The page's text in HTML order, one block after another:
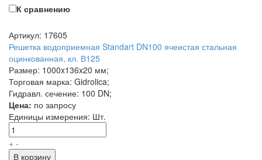
К сравнению
Артикул: 17605
Решетка водоприемная Standart DN100 ячеистая стальная
оцинкованная, кл. В125
Размер: 1000x136x20 мм;
Торговая марка: Gidrolica;
Гидравл. сечение: 100 DN;
Цена: по запросу
Единицы измерения: Шт.
+ -
В корзину